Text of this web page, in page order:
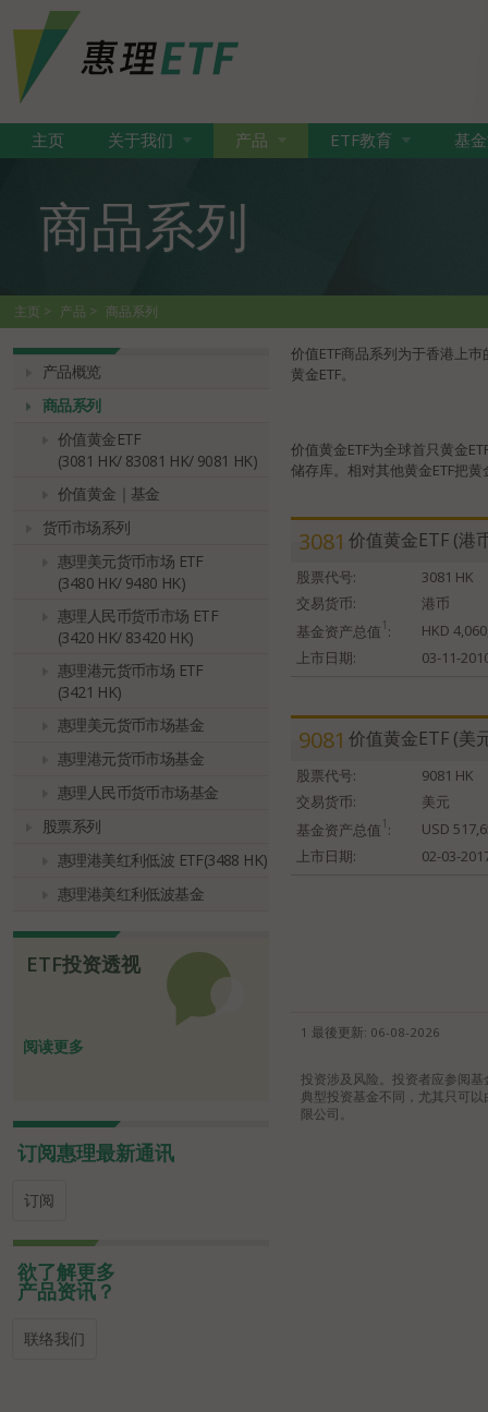
主页 关于我们 产品 ETF教育 基
商品系列
主页 产品 商品系列
产品概览
商品系列
价值黄金ETF
(3081 HK/ 83081 HK/ 9081 HK)
价值黄金｜基金
货币市场系列
惠理美元货币市场 ETF
(3480 HK/ 9480 HK)
惠理人民币货币市场 ETF
(3420 HK/ 83420 HK)
惠理港元货币市场 ETF
(3421 HK)
惠理美元货币市场基金
惠理港元货币市场基金
惠理人民币货币市场基金
股票系列
惠理港美红利低波 ETF(3488 HK)
惠理港美红利低波基金
ETF投资透视
阅读更多
订阅惠理最新通讯
订阅
欲了解更多
产品资讯？
联络我们
价值ETF商品系列为于香港上
黄金ETF。
价值黄金ETF为全球首只黄金
储存库。相对其他黄金ETF把
3081 价值黄金ETF (港
股票代号:
3081 HK
交易货币:
港币
基金资产总值 1 :
HKD
上市日期:
03-11-
9081 价值黄金ETF (美
股票代号:
9081 HK
交易货币:
美元
基金资产总值 1 :
USD
上市日期:
02-03-
1 最後更新: 06-08-2026
投资涉及风险。投资者应参阅
典型投资基金不同，尤其只可
限公司。